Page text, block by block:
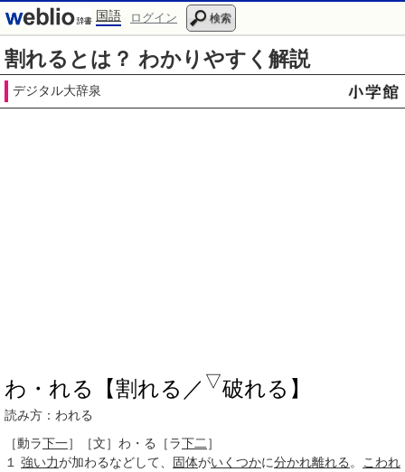
国語 ログイン 検索
割れるとは？ わかりやすく解説
デジタル大辞泉
わ・れる【割れる／ ▽破れる】
読み方：われる
［動ラ下一］ ［文］わ・る ［ラ下二 ］
１
強い力が加わるなどして、 固体がいくつかに分かれ離れる 。
こわれ